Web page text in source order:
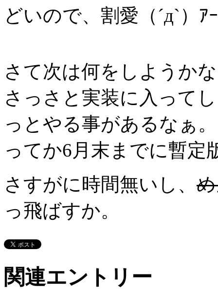
どいので、割愛（´д`）ｱｰ
さて次は何をしようか
さっさと実装に入って
っとやる事があるなぁ。
ってか6月末までに暫定
さすがに時間無いし、
っ飛ばすか。
関連エントリー